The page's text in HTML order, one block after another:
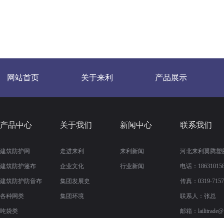
网站首页 关于来利 产品展示
产品中心
建筑防护网
建筑防护篷布
建筑防护防音布
各种网类
吨袋类
关于我们
走进来利
企业文化
集团发展史
集团环境
新闻中心
来利新闻
行业新闻
联系我们
河北来利翼腾塑
电话：
传真： 0319-
联系人：张总
邮箱：